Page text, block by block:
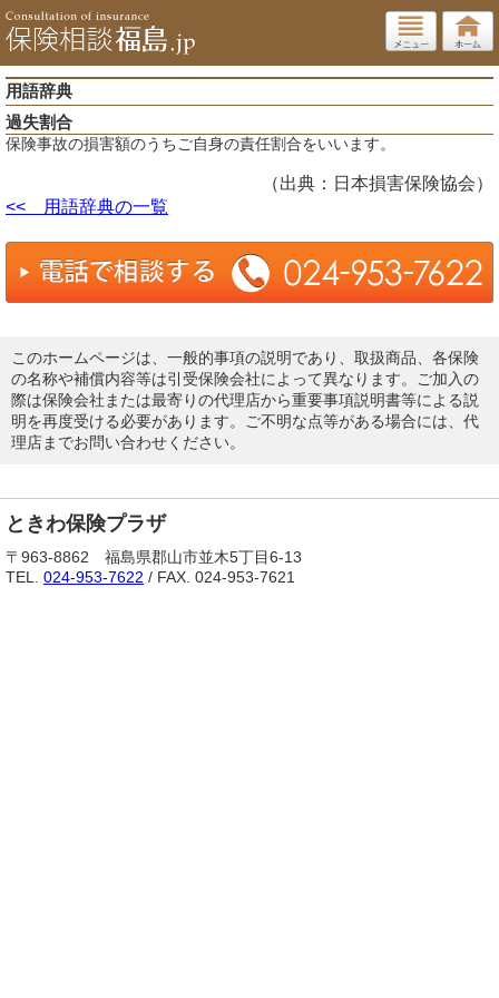
用語辞典
過失割合
保険事故の損害額のうちご自身の責任割合をいいます。
（出典：日本損害保険協会）
<< 用語辞典の一覧
このホームページは、一般的事項の説明であり、取扱商品、各保険
の名称や補償内容等は引受保険会社によって異なります。ご加入の
際は保険会社または最寄りの代理店から重要事項説明書等による説
明を再度受ける必要があります。ご不明な点等がある場合には、代
理店までお問い合わせください。
ときわ保険プラザ
〒963-8862 福島県郡山市並木5丁目6-13
TEL. 024-953-7622 / FAX. 024-953-7621